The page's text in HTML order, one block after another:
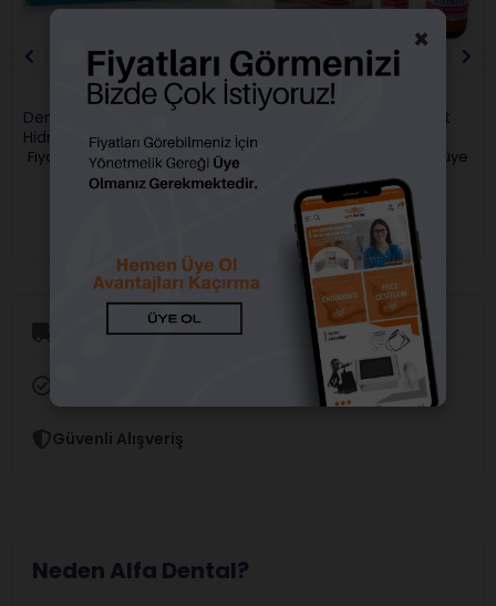
Dentsply Dycal Kalsiyum
Hidroksit Pat
Fiyatları görebilmek için üye
girişi yapmalısınız.
Kalsin Kalsiyum Hidroksit
Fiyatları görebilmek için üye
girişi yapmalısınız.
Aynı Gün Kargo
Güvenli Alışveriş
Neden Alfa Dental?
×